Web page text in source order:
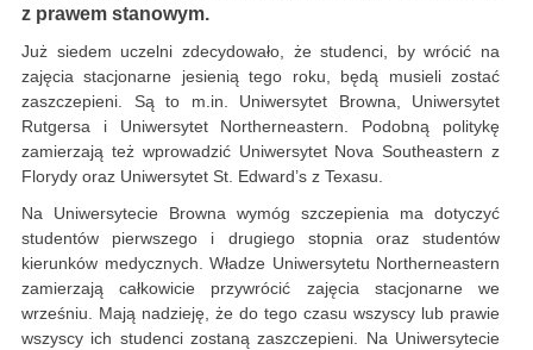
z prawem stanowym.
Już siedem uczelni zdecydowało, że studenci, by wrócić na
zajęcia stacjonarne jesienią tego roku, będą musieli zostać
zaszczepieni. Są to m.in. Uniwersytet Browna, Uniwersytet
Rutgersa i Uniwersytet Northerneastern. Podobną politykę
zamierzają też wprowadzić Uniwersytet Nova Southeastern z
Florydy oraz Uniwersytet St. Edward’s z Texasu.
Na Uniwersytecie Browna wymóg szczepienia ma dotyczyć
studentów pierwszego i drugiego stopnia oraz studentów
kierunków medycznych. Władze Uniwersytetu Northerneastern
zamierzają całkowicie przywrócić zajęcia stacjonarne we
wrześniu. Mają nadzieję, że do tego czasu wszyscy lub prawie
wszyscy ich studenci zostaną zaszczepieni. Na Uniwersytecie